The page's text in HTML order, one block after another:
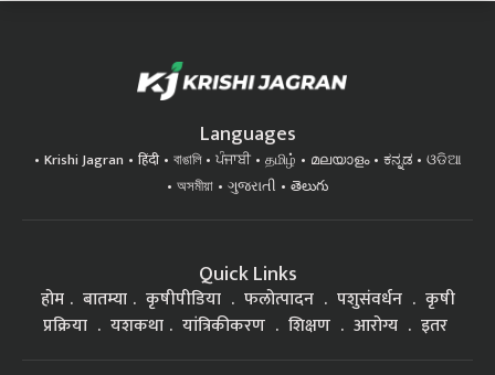
Languages
Krishi Jagran हिंदी বাঙালি ਪੰਜਾਬੀ தமிழ் മലയാളം ಕನ್ನಡ
ଓଡିଆ
অসমীয়া
ગુજરાતી తెలుగు
Quick Links
होम बातम्या कृषीपीडिया फलोत्पादन पशुसंवर्धन
कृषी
प्रक्रिया
यशकथा यांत्रिकीकरण शिक्षण आरोग्य इतर